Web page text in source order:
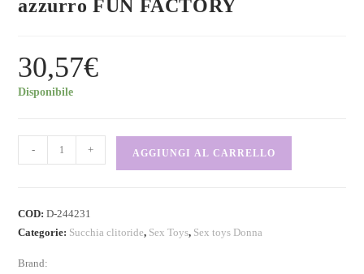
azzurro FUN FACTORY
30,57€
Disponibile
- + AGGIUNGI AL CARRELLO
COD:D-244231
Categorie: Succhia clitoride, Sex Toys, Sex toys Donna
Brand: